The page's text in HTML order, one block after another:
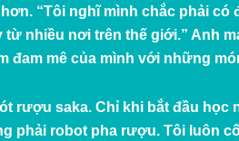
“Tôi nghĩ mình chắc phải có
nhiều nơi trên thế giới.” Anh
đam mê của mình với những
rượu saka. Chỉ khi bắt đầu học
phải robot pha rượu. Tôi luôn